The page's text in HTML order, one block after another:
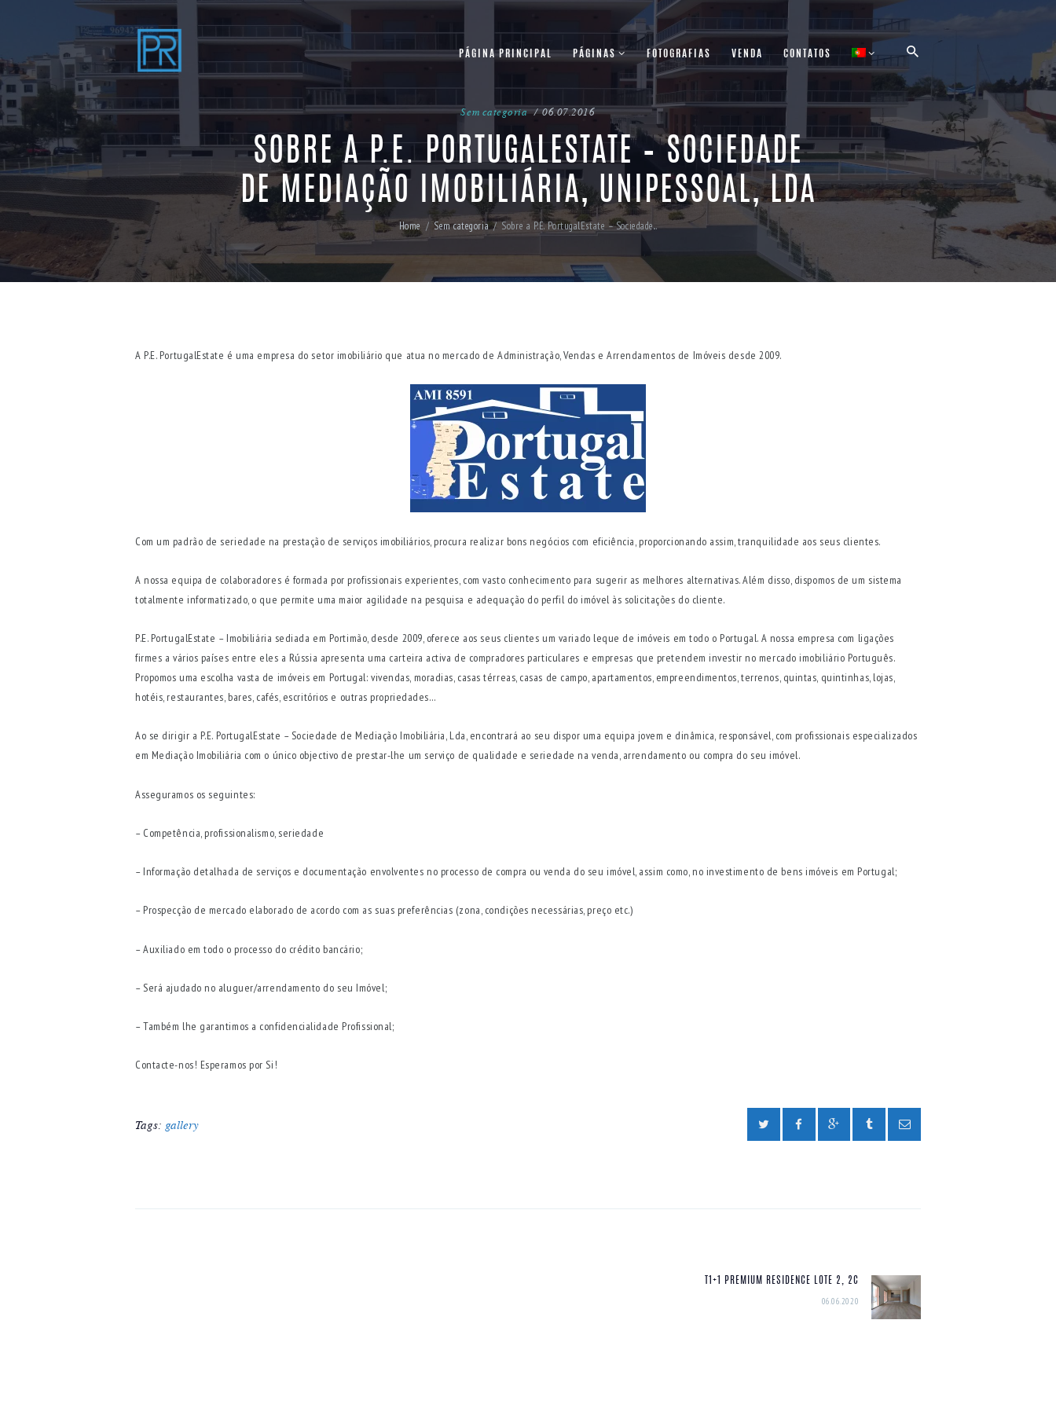
PÁGINA PRINCIPAL PÁGINAS FOTOGRAFIAS VENDA CONTATOS
Sem categoria 06.07.2016
SOBRE A P.E. PORTUGALESTATE – SOCIEDADE
DE MEDIAÇÃO IMOBILIÁRIA, UNIPESSOAL, LDA
Home Sem categoria Sobre a P.E. PortugalEstate – Sociedade...
A P.E. PortugalEstate é uma empresa do setor imobiliário que atua no mercado de Administração, Vendas e Arrendamentos de Imóveis desde 2009.
Com um padrão de seriedade na prestação de serviços imobiliários, procura realizar bons negócios com eficiência, proporcionando assim, tranquilidade aos seus clientes.
A nossa equipa de colaboradores é formada por profissionais experientes, com vasto conhecimento para sugerir as melhores alternativas. Além disso, dispomos de um sistema
totalmente informatizado, o que permite uma maior agilidade na pesquisa e adequação do perfil do imóvel às solicitações do cliente.
P.E. PortugalEstate – Imobiliária sediada em Portimão, desde 2009, oferece aos seus clientes um variado leque de imóveis em todo o Portugal. A nossa empresa com ligações
firmes a vários países entre eles a Rússia apresenta uma carteira activa de compradores particulares e empresas que pretendem investir no mercado imobiliário Português.
Propomos uma escolha vasta de imóveis em Portugal: vivendas, moradias, casas térreas, casas de campo, apartamentos, empreendimentos, terrenos, quintas, quintinhas, lojas,
hotéis, restaurantes, bares, cafés, escritórios e outras propriedades…
Ao se dirigir a P.E. PortugalEstate – Sociedade de Mediação Imobiliária, Lda, encontrará ao seu dispor uma equipa jovem e dinâmica, responsável, com profissionais especializados
em Mediação Imobiliária com o único objectivo de prestar-lhe um serviço de qualidade e seriedade na venda, arrendamento ou compra do seu imóvel.
Asseguramos os seguintes:
– Competência, profissionalismo, seriedade
– Informação detalhada de serviços e documentação envolventes no processo de compra ou venda do seu imóvel, assim como, no investimento de bens imóveis em Portugal;
– Prospecção de mercado elaborado de acordo com as suas preferências (zona, condições necessárias, preço etc.)
– Auxiliado em todo o processo do crédito bancário;
– Será ajudado no aluguer/arrendamento do seu Imóvel;
– Também lhe garantimos a confidencialidade Profissional;
Contacte-nos! Esperamos por Si!
Tags: gallery
Next
post:
T1+1 PREMIUM RESIDENCE LOTE 2, 2C
06.06.2020